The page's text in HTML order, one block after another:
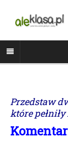
Przedstaw
które